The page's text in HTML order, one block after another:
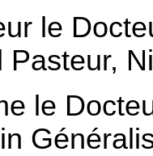
le
Pasteur,
le